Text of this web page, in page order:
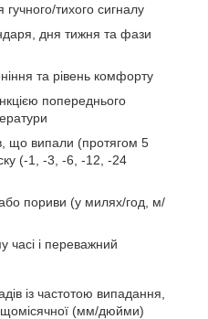
тихого сигналу
дня тижня та фази
та рівень комфорту
попереднього
що випали (протягом 5
(-1, -3, -6, -12, -24
або пориви (у милях/год, м/
часі і переважний
із частотою випадання,
(мм/дюйми)